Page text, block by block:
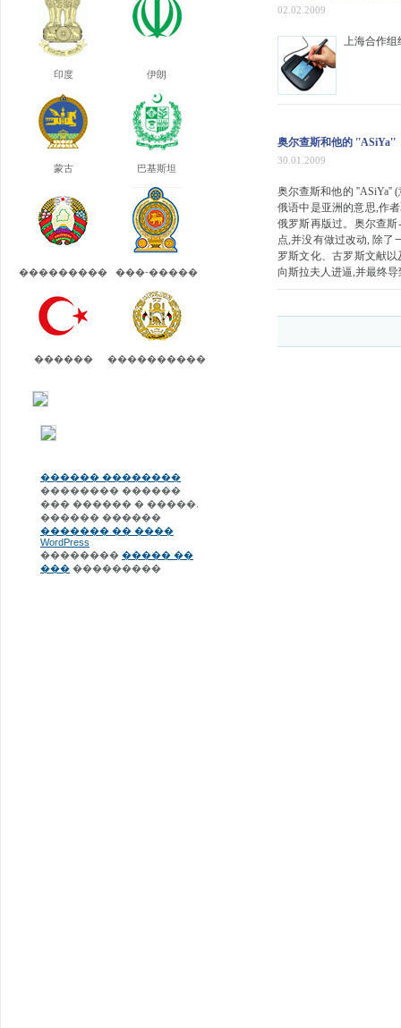
印度 伊朗
蒙古 巴基斯坦
��������� ���-�����
������ ����������
������ ��������
�������� ������
��� ������ � �����.
������ ������
������� �� ����
WordPress
�������� ����� ��
��� ���������
02.02.2009
上海合作组
奥尔查斯和他的 ''ASiYa''
30.01.2009
奥尔查斯和他的 ''ASiYa''
俄语中是亚洲的意思,作
俄罗斯再版过。奥尔查
点,并没有做过改动, 除了
罗斯文化、古罗斯文献
向斯拉夫人进逼,并最终